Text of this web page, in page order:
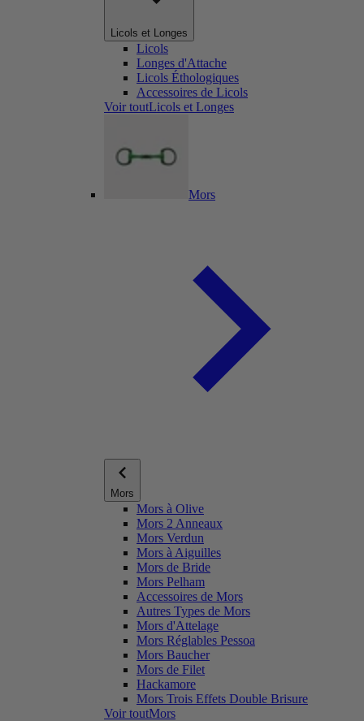
Licols et Longes
Licols
Longes d'Attache
Licols Éthologiques
Accessoires de Licols
Voir toutLicols et Longes
Mors
Mors
Mors à Olive
Mors 2 Anneaux
Mors Verdun
Mors à Aiguilles
Mors de Bride
Mors Pelham
Accessoires de Mors
Autres Types de Mors
Mors d'Attelage
Mors Réglables Pessoa
Mors Baucher
Mors de Filet
Hackamore
Mors Trois Effets Double Brisure
Voir toutMors